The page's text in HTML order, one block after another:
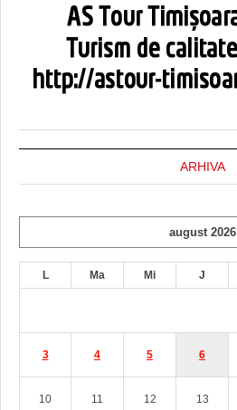
ARHIVA
august 2026
L Ma Mi J
3 4 5 6
10 11 12 13